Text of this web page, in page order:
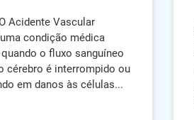
Acidente Vascular
condição médica
o fluxo sanguíneo
cérebro é interrompido ou
em danos às células